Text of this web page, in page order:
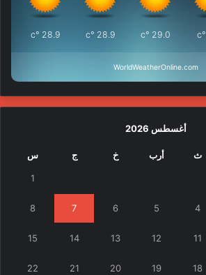
28.9
°c 28.9
°c 29.0
°c °c
WorldWeatherOnline.com
أغسطس 2026
ث أرب خ ج س
1
4
5
6
7
8
11
12
13
14
15
18
19
20
21
22